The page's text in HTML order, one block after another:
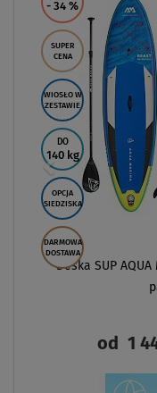
- 34 %
SUPER
CENA
WIOSŁO W
ZESTAWIE
DO
140 kg
OPCJA
SIEDZISKA
DARMOWA
DOSTAWA
Deska SUP
od1